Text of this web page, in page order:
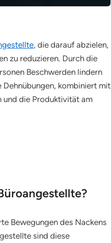
, die darauf abzielen,
zu reduzieren. Durch die
Beschwerden lindern
kombiniert mit
und die Produktivität am
Bewegungen des Nackens
sind diese